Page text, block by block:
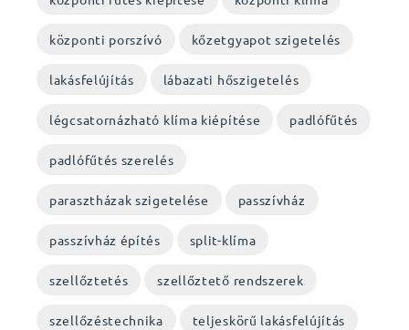
központi porszívó kőzetgyapot szigetelés
lakásfelújítás lábazati hőszigetelés
légcsatornázható klíma kiépítése padlófűtés
padlófűtés szerelés
parasztházak szigetelése passzívház
passzívház építés split-klíma
szellőztetés szellőztető rendszerek
szellőzéstechnika teljeskörű lakásfelújítás